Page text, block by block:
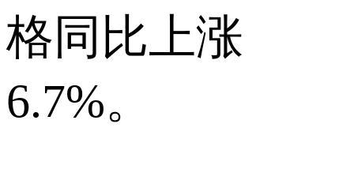
格同比上涨
6.7%。